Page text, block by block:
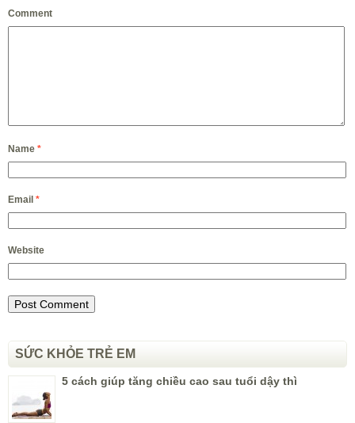
Comment
Name *
Email *
Website
SỨC KHỎE TRẺ EM
5 cách giúp tăng chiều cao sau tuổi dậy thì